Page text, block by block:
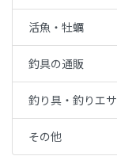
活魚・牡蠣
釣具の通販
釣り具・釣りエサ
その他